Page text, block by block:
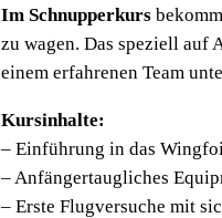
Im Schnupperkurs
zu wagen. Das speziell auf
einem erfahrenen Team
Kursinhalte:
– Einführung in das
– Anfängertaugliches
– Erste Flugversuche mit